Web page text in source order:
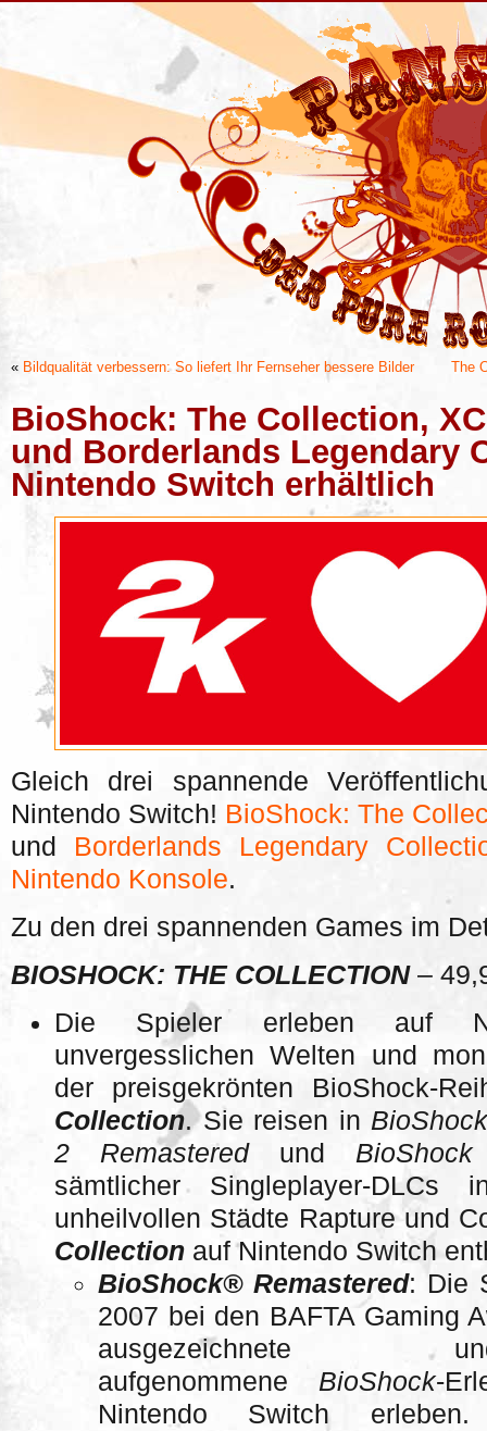
« Bildqualität verbessern: So liefert Ihr Fernseher bessere Bilder The
BioShock: The Collection,
und Borderlands Legendary
Nintendo Switch erhältlich
Gleich drei spannende
Nintendo Switch! BioShock: The
und Borderlands Legendary
Nintendo Konsole.
Zu den drei spannenden Games im
BIOSHOCK: THE COLLECTION–
Die Spieler erleben auf
unvergesslichen Welten und
der preisgekrönten BioShock-
Collection. Sie reisen in
2 Remasteredund
sämtlicher Singleplayer-
unheilvollen Städte Rapture und
Collection auf Nintendo Switch
BioShock® Remastered: Die
2007 bei den BAFTA Gaming
ausgezeichnete
aufgenommene BioShock-
Nintendo Switch